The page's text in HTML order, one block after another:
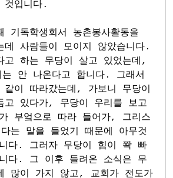
입니다.
독학생회서 농촌봉사활동을
사람들이 모이지 않았습니다.
하는 무당이 살고 있었는데,
는 안 나온다고 합니다. 그래서
이 따라갔는데, 가보니 무당이
고 있다가, 무당이 우리를 보고
부엌으로 따라 들어가, 그리스
는 말을 들었기 때문에 아무것
다. 그러자 무당이 힘이 쫙 빠
다. 그 이후 들려온 소식은 무
많이 가지 않고, 교회가 전도가